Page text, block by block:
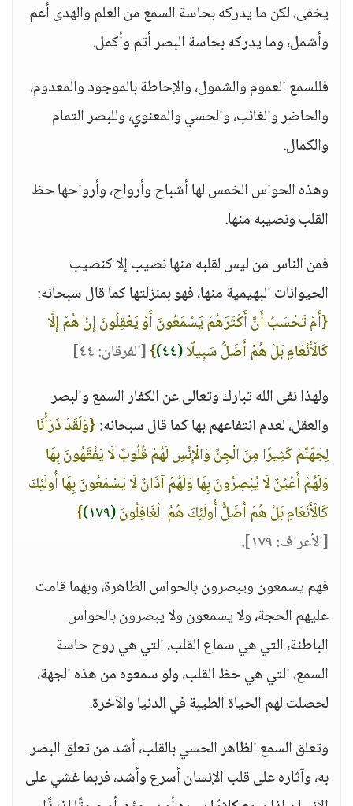
يخفى، لكن ما يدركه بحاسة السمع من العلم والهدى أعم
وأشمل، وما يدركه بحاسة البصر أتم وأكمل.
فللسمع العموم والشمول، والإحاطة بالموجود والمعدوم،
والحاضر والغائب، والحسي والمعنوي، وللبصر التمام
والكمال.
وهذه الحواس الخمس لها أشباح وأرواح، وأرواحها حظ
القلب ونصيبه منها.
فمن الناس من ليس لقلبه منها نصيب إلا كنصيب
الحيوانات البهيمية منها، فهو بمنزلتها كما قال سبحانه:
{أَمْ تَحْسَبُ أَنَّ أَكْثَرَهُمْ يَسْمَعُونَ أَوْ يَعْقِلُونَ إِنْ هُمْ إِلَّا
كَالْأَنْعَامِ بَلْ هُمْ أَضَلُّ سَبِيلًا(٤٤) }[الفرقان: ٤٤]
ولهذا نفى الله تبارك وتعالى عن الكفار السمع والبصر
والعقل، لعدم انتفاعهم بها كما قال سبحانه:{وَلَقَدْ ذَرَأْنَا
لِجَهَنَّمَ كَثِيرًا مِنَ الْجِنِّ وَالْإِنْسِ لَهُمْ قُلُوبٌ لَا يَفْقَهُونَ بِهَا
وَلَهُمْ أَعْيُنٌ لَا يُبْصِرُونَ بِهَا وَلَهُمْ آذَانٌ لَا يَسْمَعُونَ بِهَا أُولَئِكَ
كَالْأَنْعَامِ بَلْ هُمْ أَضَلُّ أُولَئِكَ هُمُ الْغَافِلُونَ(١٧٩)
}
[الأعراف: ١٧٩]
.
فهم يسمعون ويبصرون بالحواس الظاهرة، وبهما قامت
عليهم الحجة، ولا يسمعون ولا يبصرون بالحواس
الباطنة، التي هي سماع القلب، التي هي روح حاسة
السمع، التي هي حظ القلب، ولو سمعوه من هذه الجهة،
لحصلت لهم الحياة الطيبة في الدنيا والآخرة.
وتعلق السمع الظاهر الحسي بالقلب، أشد من تعلق البصر
به، وآثاره على قلب الإنسان أسرع وأشد، فربما غشي على